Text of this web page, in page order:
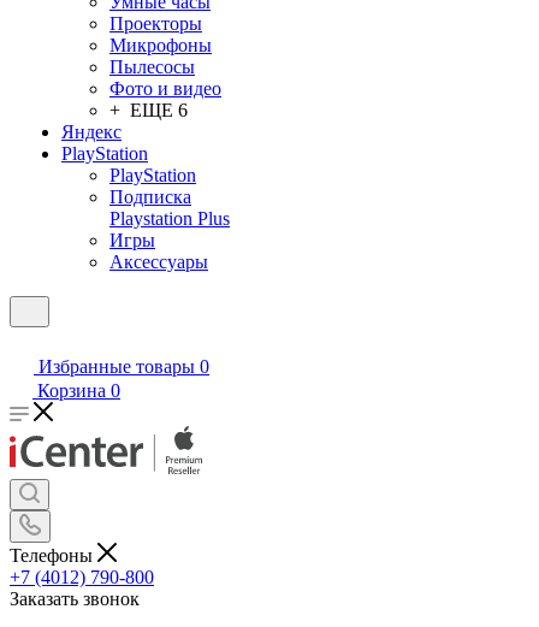
Проекторы
Микрофоны
Пылесосы
Фото и видео
+ ЕЩЕ 6
Яндекс
PlayStation
PlayStation
Подписка
Playstation Plus
Игры
Аксессуары
Избранные товары 0
Корзина 0
Телефоны
+7 (4012) 790-800
Заказать звонок